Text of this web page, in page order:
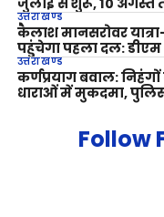
जुलाई से शुरू, 10 अगस्त
उत्तराखण्ड
कैलाश मानसरोवर
पहुंचेगा पहला दल: डीएम
उत्तराखण्ड
कर्णप्रयाग बवाल:
धाराओं में मुकदमा,
Follow